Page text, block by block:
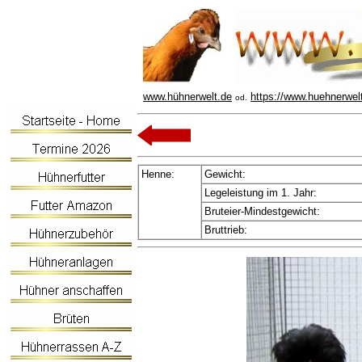
www.hühnerwelt.de od. https://
Henne:
Gewicht:
Legeleistung im 1. Jahr:
Bruteier-Mindestgewicht:
Bruttrieb: